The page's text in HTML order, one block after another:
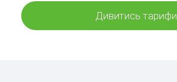
Дивитись тарифи